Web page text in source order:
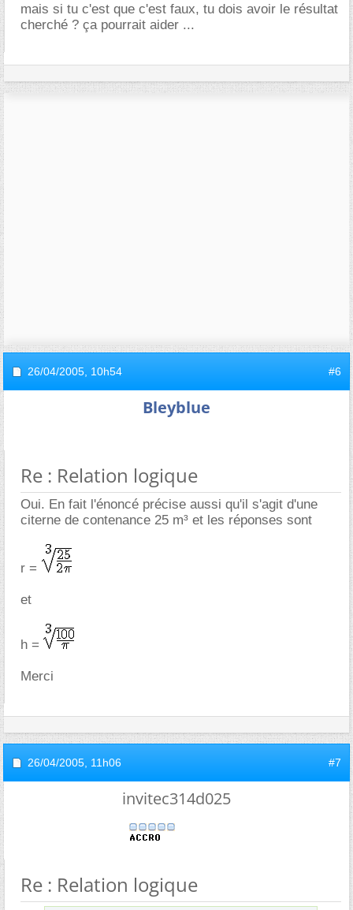
mais si tu c'est que c'est faux, tu dois avoir le résultat
cherché ? ça pourrait aider ...
26/04/2005, 10h54 #6
Bleyblue
Re : Relation logique
Oui. En fait l'énoncé précise aussi qu'il s'agit d'une
citerne de contenance 25 m³ et les réponses sont
r =
et
h =
Merci
26/04/2005, 11h06 #7
invitec314d025
Re : Relation logique